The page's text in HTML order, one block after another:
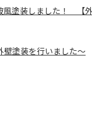
塗装しました！ 【外
塗装を行いました～